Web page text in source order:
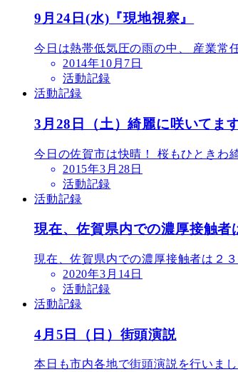
9月24日(水)『現地視察』
今日は熱帯低気圧の雨の中、 産業常
2014年10月7日
活動記録
活動記録
3月28日（土）綺麗に咲いてま
今日の佐賀市は快晴！ 桜もひときわ
2015年3月28日
活動記録
活動記録
現在、佐賀県内での濃厚接触者
現在、佐賀県内での濃厚接触者は２
2020年3月14日
活動記録
活動記録
4月5日（日）街頭演説
本日も市内各地で街頭演説を行いま